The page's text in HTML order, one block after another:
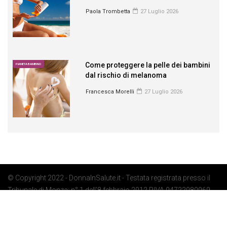
Paola Trombetta 27 Luglio 2026
PIANETA BAMBINO
Come proteggere la pelle dei bambini
dal rischio di melanoma
Francesca Morelli 27 Luglio 2026
© Copyright 2022 - DonnaInSalute.it - Testata registrata presso il
Tribunale di Monza: n° 1 dell'8 febbraio 2012 P.IVA 04722080969 -